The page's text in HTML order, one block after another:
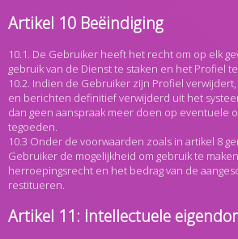
Artikel 10 Beëindiging
10.1. De Gebruiker heeft het recht om op elk
gebruik van de Dienst te staken en het Profiel
10.2. Indien de Gebruiker zijn Profiel
en berichten definitief verwijderd uit het
dan geen aanspraak meer doen op eventuele
tegoeden.
10.3 Onder de voorwaarden zoals in artikel 8
Gebruiker de mogelijkheid om gebruik te
herroepingsrecht en het bedrag van de
restitueren.
Artikel 11: Intellectuele